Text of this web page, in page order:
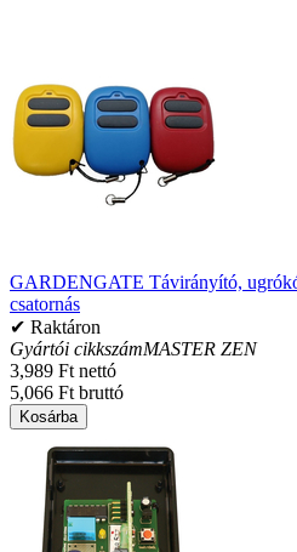
GARDENGATE Távirányító,
csatornás
✔ Raktáron
Gyártói cikkszámMASTER ZEN
3,989 Ft nettó
5,066 Ft bruttó
Kosárba